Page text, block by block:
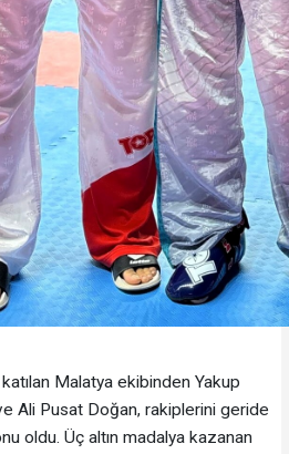
Malatya ekibinden Yakup
Ali Pusat Doğan, rakiplerini geride
oldu. Üç altın madalya kazanan